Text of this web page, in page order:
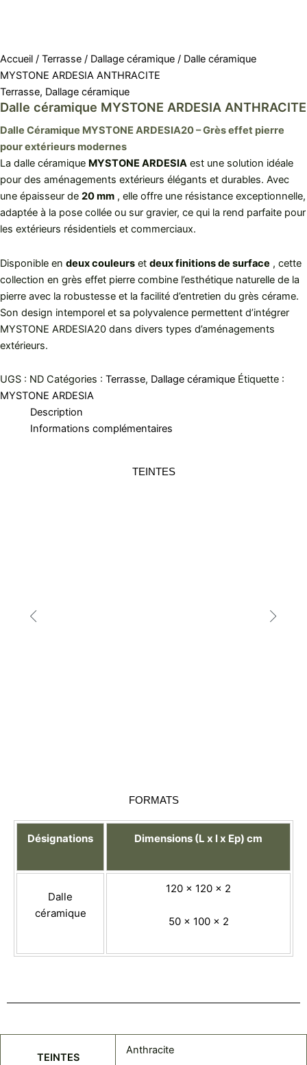
Accueil / Terrasse / Dallage céramique / Dalle céramique
MYSTONE ARDESIA ANTHRACITE
Terrasse, Dallage céramique
Dalle céramique MYSTONE ARDESIA ANTHRACITE
Dalle Céramique MYSTONE ARDESIA20 – Grès effet pierre
pour extérieurs modernes
La dalle céramique MYSTONE ARDESIA est une solution idéale
pour des aménagements extérieurs élégants et durables. Avec
une épaisseur de 20 mm , elle offre une résistance exceptionnelle,
adaptée à la pose collée ou sur gravier, ce qui la rend parfaite pour
les extérieurs résidentiels et commerciaux.
Disponible en deux couleurs et deux finitions de surface , cette
collection en grès effet pierre combine l’esthétique naturelle de la
pierre avec la robustesse et la facilité d’entretien du grès cérame.
Son design intemporel et sa polyvalence permettent d’intégrer
MYSTONE ARDESIA20 dans divers types d’aménagements
extérieurs.
UGS : ND Catégories : Terrasse, Dallage céramique Étiquette :
MYSTONE ARDESIA
Description
Informations complémentaires
TEINTES
FORMATS
Désignations Dimensions (L x l x Ep) cm
Dalle
céramique
120 x 120 x 2
50 x 100 x 2
TEINTES
Anthracite